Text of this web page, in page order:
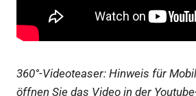
360°-Videoteaser: Hinweis für
öffnen Sie das Video in der